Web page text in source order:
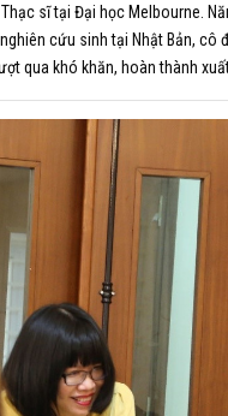
sĩ tại Đại học Melbourne.
cứu sinh tại Nhật Bản, cô
qua khó khăn, hoàn thành